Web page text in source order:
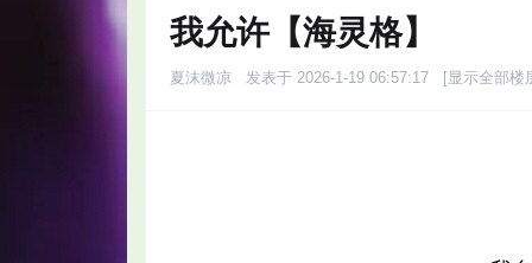
我允许【海灵格】
夏沫微凉 发表于 2026-1-19 06:57:17 [显示全部楼